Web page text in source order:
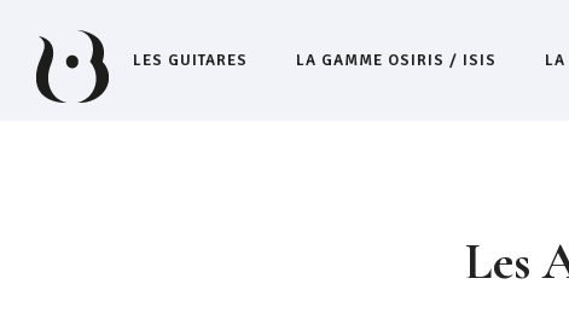
LES GUITARES LA GAMME OSIRIS / ISIS LA
Les